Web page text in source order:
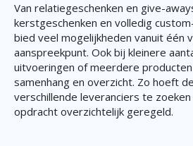
Van relatiegeschenken en give-
kerstgeschenken en volledig
bied veel mogelijkheden vanuit één
aanspreekpunt. Ook bij kleinere
uitvoeringen of meerdere
samenhang en overzicht. Zo hoeft
verschillende leveranciers te
opdracht overzichtelijk geregeld.